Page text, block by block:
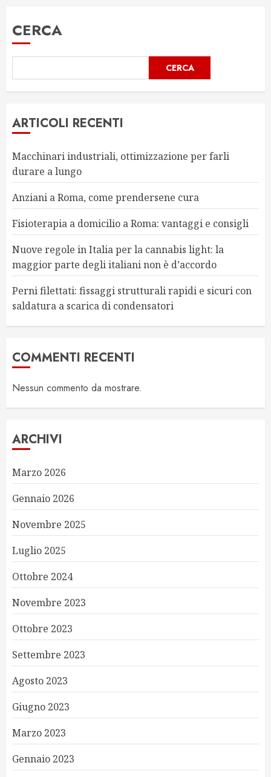
CERCA
CERCA
ARTICOLI RECENTI
Macchinari industriali, ottimizzazione per farli
durare a lungo
Anziani a Roma, come prendersene cura
Fisioterapia a domicilio a Roma: vantaggi e consigli
Nuove regole in Italia per la cannabis light: la
maggior parte degli italiani non è d’accordo
Perni filettati: fissaggi strutturali rapidi e sicuri con
saldatura a scarica di condensatori
COMMENTI RECENTI
Nessun commento da mostrare.
ARCHIVI
Marzo 2026
Gennaio 2026
Novembre 2025
Luglio 2025
Ottobre 2024
Novembre 2023
Ottobre 2023
Settembre 2023
Agosto 2023
Giugno 2023
Marzo 2023
Gennaio 2023